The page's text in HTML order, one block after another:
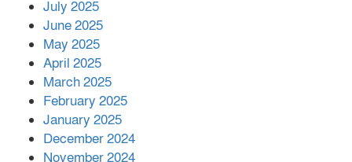
July 2025
June 2025
May 2025
April 2025
March 2025
February 2025
January 2025
December 2024
November 2024